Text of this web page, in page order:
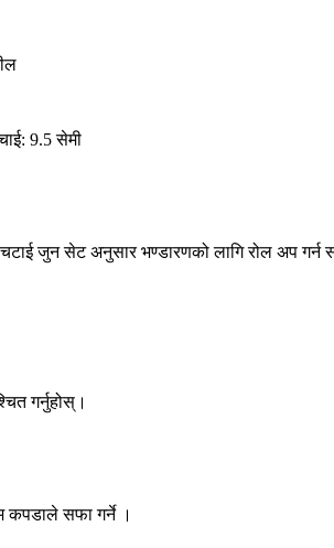
9.5 सेमी
जुन सेट अनुसार भण्डारणको लागि रोल अप गर्न
गर्नुहोस्।
कपडाले सफा गर्ने ।